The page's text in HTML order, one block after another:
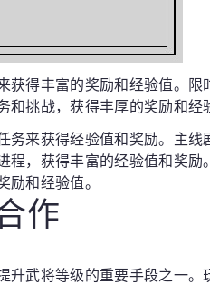
获得丰富的奖励和经验值。
挑战，获得丰厚的奖励和经
务来获得经验值和奖励。主
，获得丰富的经验值和奖励
和经验值。
作
武将等级的重要手段之一。